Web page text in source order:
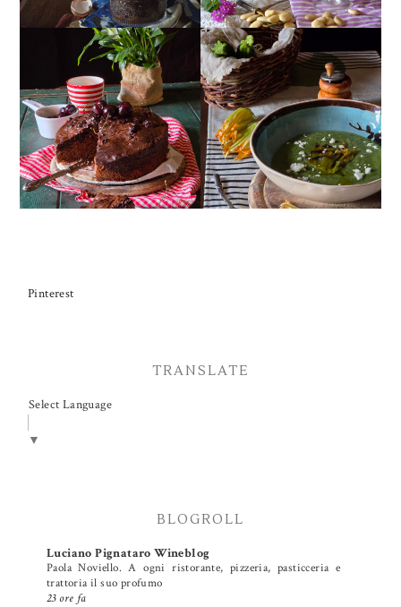
TORTA DOPPIO
CIOCCOLATO E
CILIEGIE
CREMA ESTIVA DI
ZUCCHINE CON FIORI E
FETA
Pinterest
TRANSLATE
Select Language
▼
BLOGROLL
Luciano Pignataro Wineblog
Paola Noviello. A ogni ristorante, pizzeria, pasticceria e
trattoria il suo profumo
23 ore fa